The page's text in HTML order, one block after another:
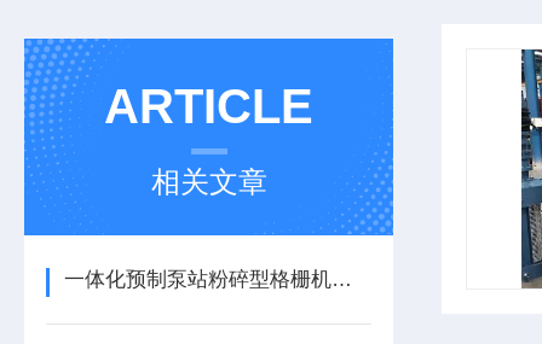
ARTICLE
相关文章
一体化预制泵站粉碎型格栅机型号